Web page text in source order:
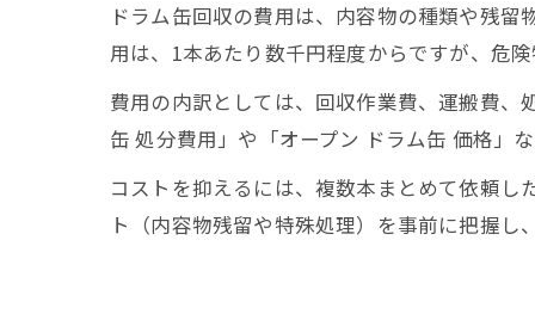
ドラム缶回収の費用は、内容物の種類や残
用は、1本あたり数千円程度からですが、危
費用の内訳としては、回収作業費、運搬費
缶 処分費用」や「オープン ドラム缶 価格」
コストを抑えるには、複数本まとめて依頼
ト（内容物残留や特殊処理）を事前に把握し